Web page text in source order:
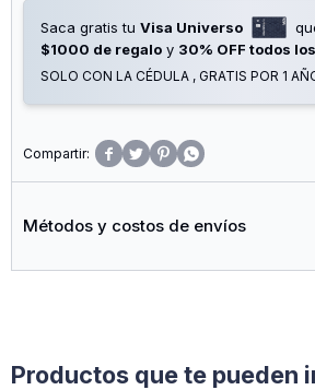
Saca gratis tu Visa Universo
$1000 de regalo y 30% OFF todos
SOLO CON LA CÉDULA , GRATIS POR 1
   
Métodos y costos de envíos
Productos que te pueden